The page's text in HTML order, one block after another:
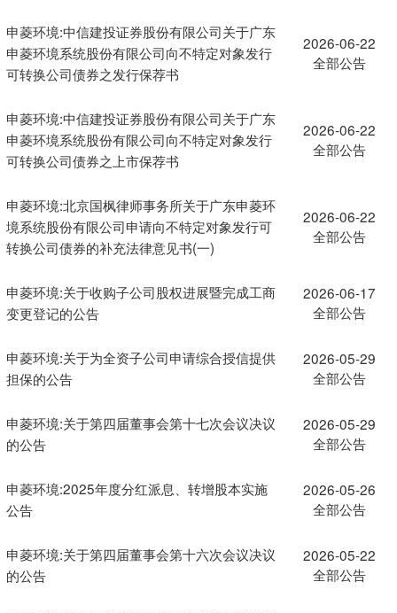
申菱环境:中信建投证券股份有限公司关于广东
申菱环境系统股份有限公司向不特定对象发行
可转换公司债券之发行保荐书
2026-06-22
全部公告
申菱环境:中信建投证券股份有限公司关于广东
申菱环境系统股份有限公司向不特定对象发行
可转换公司债券之上市保荐书
2026-06-22
全部公告
申菱环境:北京国枫律师事务所关于广东申菱环
境系统股份有限公司申请向不特定对象发行可
转换公司债券的补充法律意见书(一)
2026-06-22
全部公告
申菱环境:关于收购子公司股权进展暨完成工商
变更登记的公告
2026-06-17
全部公告
申菱环境:关于为全资子公司申请综合授信提供
担保的公告
2026-05-29
全部公告
申菱环境:关于第四届董事会第十七次会议决议
的公告
2026-05-29
全部公告
申菱环境:2025年度分红派息、转增股本实施
公告
2026-05-26
全部公告
申菱环境:关于第四届董事会第十六次会议决议
的公告
2026-05-22
全部公告